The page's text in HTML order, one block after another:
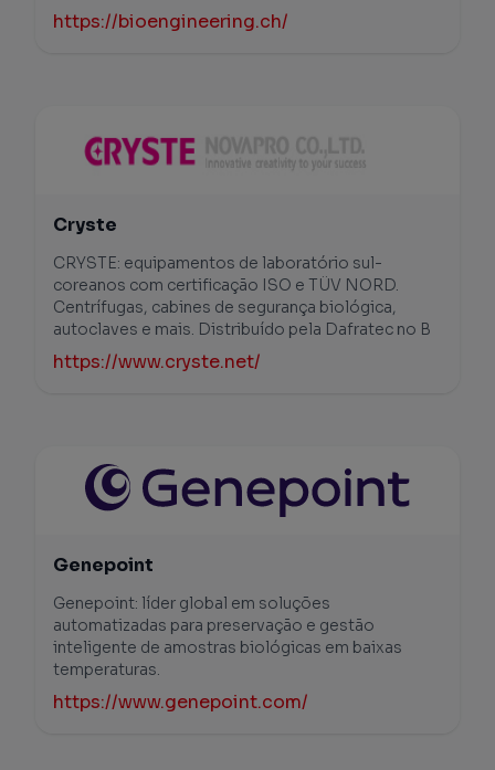
https://bioengineering.ch/
Cryste
CRYSTE: equipamentos de laboratório sul-
coreanos com certificação ISO e TÜV NORD.
Centrífugas, cabines de segurança biológica,
autoclaves e mais. Distribuído pela Dafratec no B
https://www.cryste.net/
Genepoint
Genepoint: líder global em soluções
automatizadas para preservação e gestão
inteligente de amostras biológicas em baixas
temperaturas.
https://www.genepoint.com/